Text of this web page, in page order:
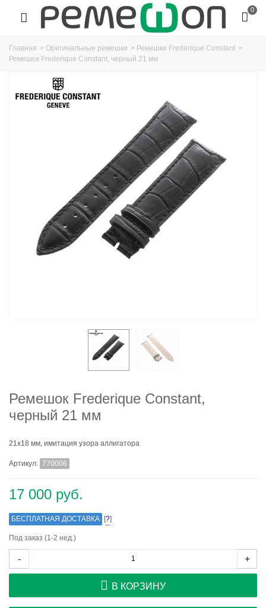
0
Главная > Оригинальные ремешки > Ремешки Frederique Constant >
Ремешок Frederique Constant, черный 21 мм
Ремешок Frederique Constant,
черный 21 мм
21x18 мм, имитация узора аллигатора
Артикул: 770006
17 000 руб.
БЕСПЛАТНАЯ ДОСТАВКА [?]
Под заказ (1-2 нед.)
- +
В КОРЗИНУ